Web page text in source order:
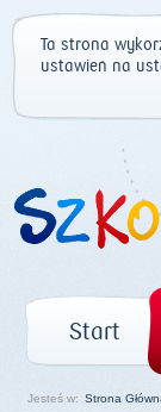
Ta strona
ustawień na
Start
Jesteś w: Strona